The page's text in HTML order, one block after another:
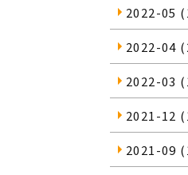
2022-05
2022-04
2022-03
2021-12
2021-09